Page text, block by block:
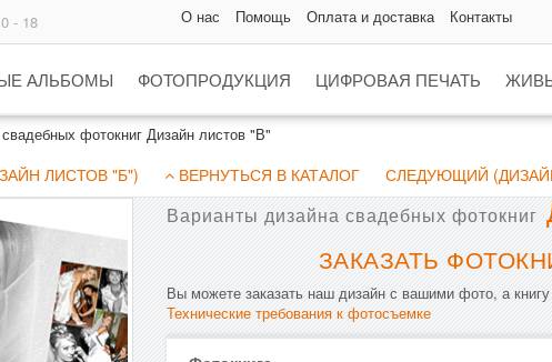
- 18 О нас Помощь Оплата и доставка Контакты
АЛЬБОМЫ ФОТОПРОДУКЦИЯ ЦИФРОВАЯ ПЕЧАТЬ
фотокниг Дизайн листов "В"
ЛИСТОВ "Б") ВЕРНУТЬСЯ В КАТАЛОГ СЛЕДУЮЩИЙ
Варианты дизайна свадебных фотокниг
ЗАКАЗАТЬ
Вы можете заказать наш дизайн с вашими фото, а
Технические требования к фотосъемке